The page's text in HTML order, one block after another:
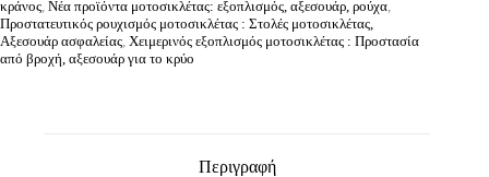
κράνος, Νέα προϊόντα μοτοσικλέτας: εξοπλισμός, αξεσουάρ, ρούχα,
Προστατευτικός ρουχισμός μοτοσικλέτας : Στολές μοτοσικλέτας,
Αξεσουάρ ασφαλείας, Χειμερινός εξοπλισμός μοτοσικλέτας : Προστασία
από βροχή, αξεσουάρ για το κρύο
Περιγραφή